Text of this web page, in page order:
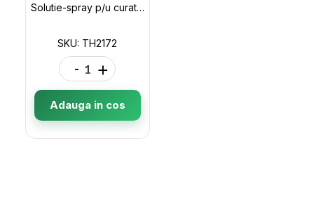
Solutie-spray p/u curatarea funingine 500ml K/W TH2172
SKU: TH2172
- +
Adauga in cos